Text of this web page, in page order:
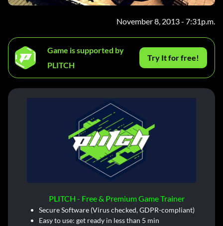
November 8, 2013 - 7:31p.m.
Game is supported by
PLITCH
Try It for free!
PLITCH - Free & Premium Game Trainer
Secure Software (Virus checked, GDPR-compliant)
Easy to use: get ready in less than 5 min